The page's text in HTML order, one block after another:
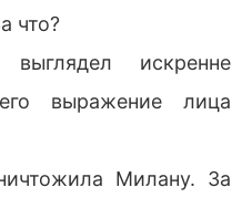
что?
искренне
выражение лица
Милану. За